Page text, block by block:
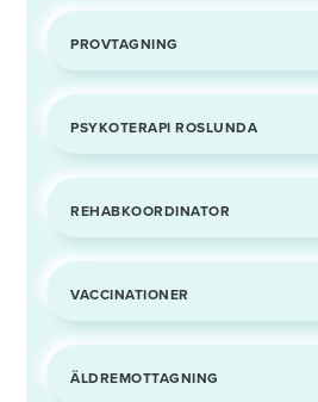
PROVTAGNING
PSYKOTERAPI ROSLUNDA
REHABKOORDINATOR
VACCINATIONER
ÄLDREMOTTAGNING